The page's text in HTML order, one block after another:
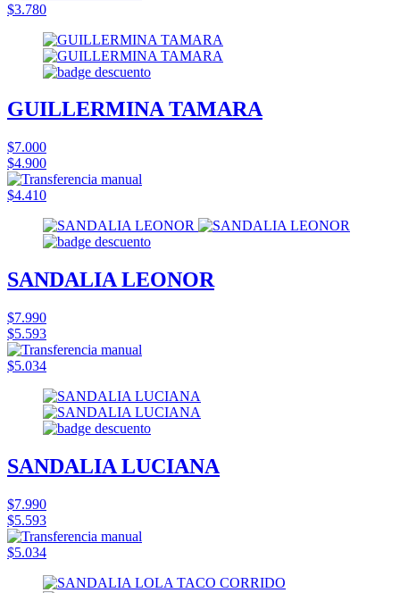
$3.780
GUILLERMINA TAMARA
$7.000
$4.900
$4.410
SANDALIA LEONOR
$7.990
$5.593
$5.034
SANDALIA LUCIANA
$7.990
$5.593
$5.034